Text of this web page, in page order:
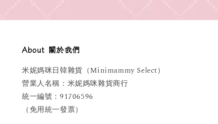
About 關於我們
米妮媽咪日韓雜貨（Minimammy Select）
營業人名稱：米妮媽咪雜貨商行
統一編號：91706596
（免用統一發票）